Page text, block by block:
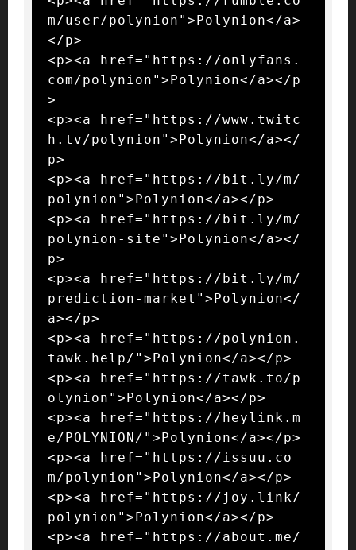
m/user/polynion">Polynion</a>
</p>
<p><a href="https://onlyfans.
com/polynion">Polynion</a></p
>
<p><a href="https://www.twitc
h.tv/polynion">Polynion</a></
p>
<p><a href="https://bit.ly/m/
polynion">Polynion</a></p>
<p><a href="https://bit.ly/m/
polynion-site">Polynion</a></
p>
<p><a href="https://bit.ly/m/
prediction-market">Polynion</
a></p>
<p><a href="https://polynion.
tawk.help/">Polynion</a></p>
<p><a href="https://tawk.to/p
olynion">Polynion</a></p>
<p><a href="https://heylink.m
e/POLYNION/">Polynion</a></p>
<p><a href="https://issuu.co
m/polynion">Polynion</a></p>
<p><a href="https://joy.link/
polynion">Polynion</a></p>
<p><a href="https://about.me/